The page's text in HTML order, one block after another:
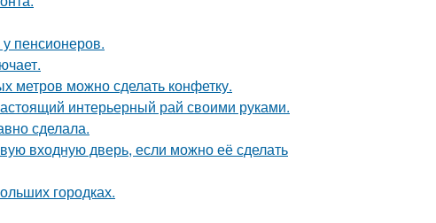
пенсионеров.
метров можно сделать конфетку.
интерьерный рай своими руками.
сделала.
входную дверь, если можно её сделать
городках.